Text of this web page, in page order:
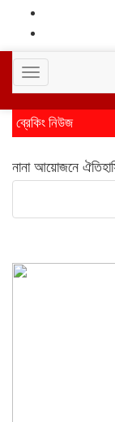
Toggle
navigation
ব্রেকিং নিউজ
নানা আয়োজনে